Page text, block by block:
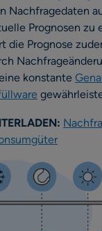
Nachfragedaten
Prognosen zu
die Prognose
konstante